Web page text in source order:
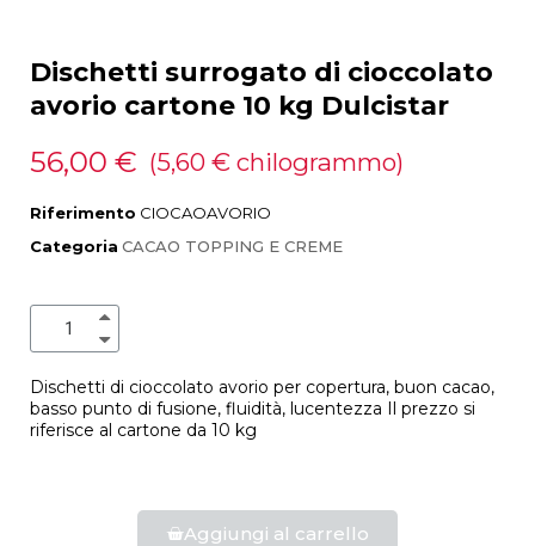
Dischetti surrogato di cioccolato
avorio cartone 10 kg Dulcistar
56,00 € (5,60 € chilogrammo)
Riferimento CIOCAOAVORIO
Categoria CACAO TOPPING E CREME
Dischetti di cioccolato avorio per copertura, buon cacao,
basso punto di fusione, fluidità, lucentezza Il prezzo si
riferisce al cartone da 10 kg
Aggiungi al carrello